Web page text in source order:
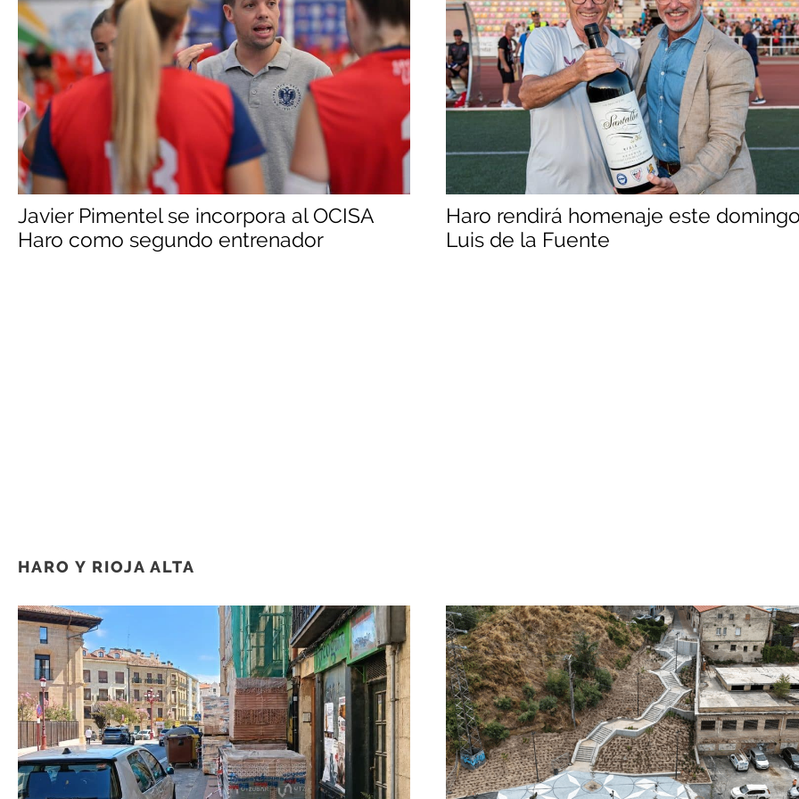
Javier Pimentel se incorpora al OCISA
Haro como segundo entrenador
Haro rendirá homenaje este
Luis de la Fuente
HARO Y RIOJA ALTA